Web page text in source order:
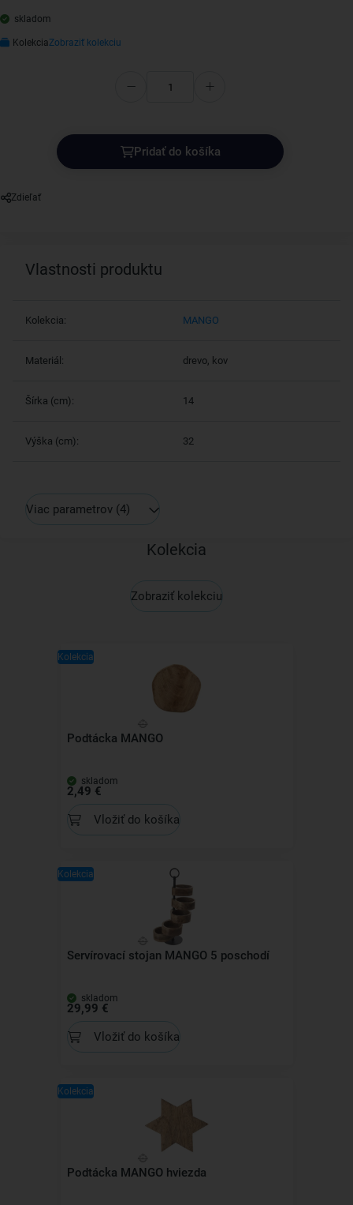
skladom
KolekciaZobraziť kolekciu
Pridať do košíka
Zdieľať
Vlastnosti produktu
Kolekcia: MANGO
Materiál: drevo, kov
Šírka (cm): 14
Výška (cm): 32
Viac parametrov (4)
Kolekcia
Zobraziť kolekciu
Kolekcia
Podtácka MANGO
skladom
2,49 €
Vložiť do košíka
Kolekcia
Servírovací stojan MANGO 5 poschodí
skladom
29,99 €
Vložiť do košíka
Kolekcia
Podtácka MANGO hviezda